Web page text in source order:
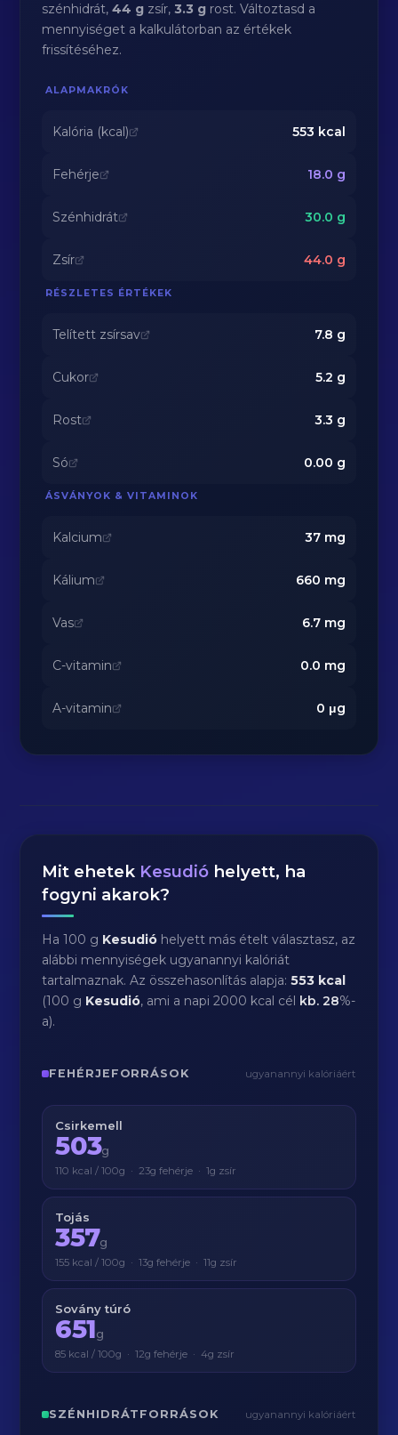
szénhidrát,44 g zsír,3.3 g rost. Változtasd a
mennyiséget a kalkulátorban az értékek
frissítéséhez.
ALAPMAKRÓK
Kalória (kcal) 553 kcal
Fehérje 18.0 g
Szénhidrát 30.0 g
Zsír 44.0 g
RÉSZLETES ÉRTÉKEK
Telített zsírsav 7.8 g
Cukor 5.2 g
Rost 3.3 g
Só 0.00 g
ÁSVÁNYOK & VITAMINOK
Kalcium 37mg
Kálium 660 mg
Vas 6.7mg
C-vitamin 0.0 mg
A-vitamin 0 μg
Mit ehetek Kesudió helyett, ha
fogyni akarok?
Ha 100 g Kesudió helyett más ételt választasz, az
alábbi mennyiségek ugyanannyi kalóriát
tartalmaznak. Az összehasonlítás alapja:553 kcal
(100 g Kesudió, ami a napi 2000 kcal cél kb.28%-
a).
FEHÉRJEFORRÁSOK ugyanannyi kalóriáért
Csirkemell
503g
110 kcal / 100g · 23g fehérje · 1g zsír
Tojás
357g
155 kcal / 100g · 13g fehérje · 11g zsír
Sovány túró
651g
85 kcal / 100g · 12g fehérje · 4g zsír
SZÉNHIDRÁTFORRÁSOK ugyanannyi kalóriáért